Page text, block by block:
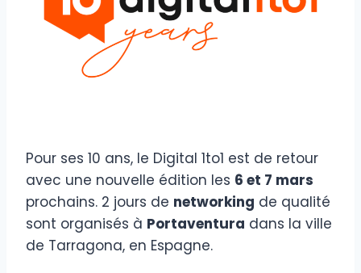
Pour ses 10 ans, le Digital 1to1 est de retour
avec une nouvelle édition les 6 et 7 mars
prochains. 2 jours de networking de qualité
sont organisés à Portaventura dans la ville
de Tarragona, en Espagne.